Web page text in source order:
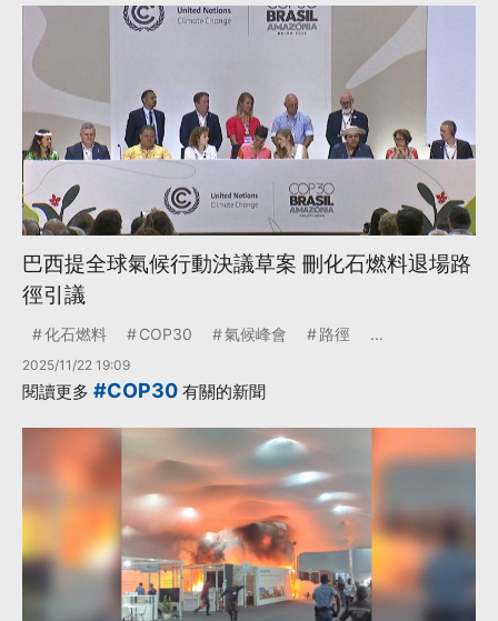
巴西提全球氣候行動決議草案 刪化石燃料退場路
徑引議
化石燃料 COP30 氣候峰會 路徑 ...
2025/11/22 19:09
閱讀更多 #COP30 有關的新聞